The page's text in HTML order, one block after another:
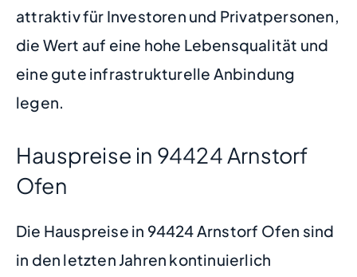
attraktiv für Investoren und Privatpersonen,
die Wert auf eine hohe Lebensqualität und
eine gute infrastrukturelle Anbindung
legen.
Hauspreise in 94424 Arnstorf
Ofen
Die Hauspreise in 94424 Arnstorf Ofen sind
in den letzten Jahren kontinuierlich